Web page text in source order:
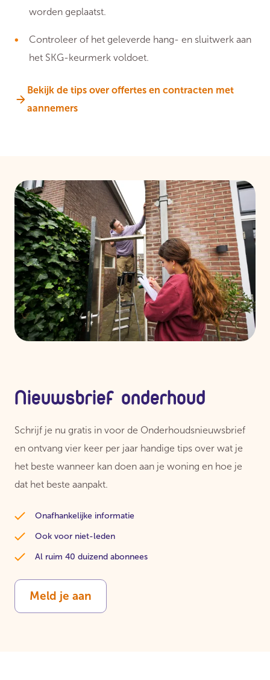
worden geplaatst.
Controleer of het geleverde hang- en sluitwerk aan
het SKG-keurmerk voldoet.
Bekijk de tips over offertes en contracten met
aannemers
Nieuwsbrief onderhoud
Schrijf je nu gratis in voor de Onderhoudsnieuwsbrief
en ontvang vier keer per jaar handige tips over wat je
het beste wanneer kan doen aan je woning en hoe je
dat het beste aanpakt.
Onafhankelijke informatie
Ook voor niet-leden
Al ruim 40 duizend abonnees
Meld je aan